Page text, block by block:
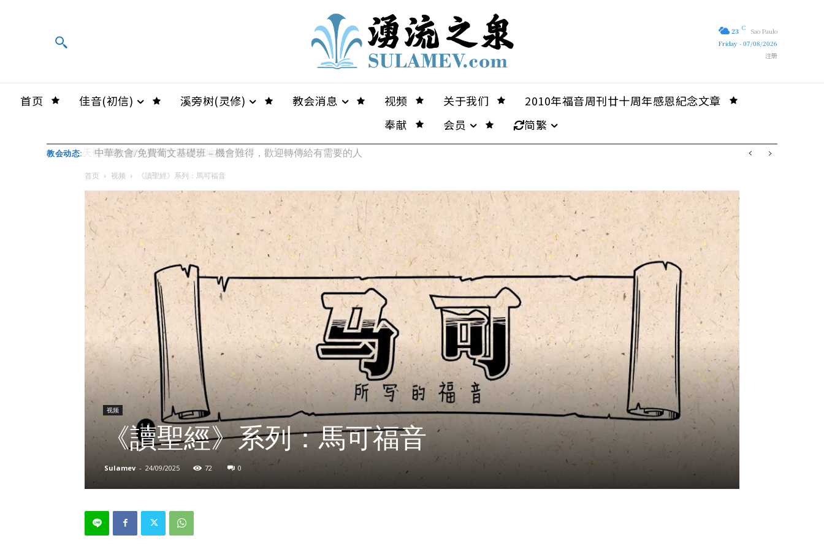
23 C
Sao Paulo
Friday - 07/08/2026
注册
首页 佳音(初信) 溪旁树(灵修) 教会消息 视频 关于我们
2010年福音周刊廿十周年感恩紀念文章
奉献
会员 简繁
教会动态: 中華教會/免費葡文基礎班 – 機會難得，歡迎轉傳給有需要的人
首页 视频 《讀聖經》系列：馬可福音
视频
《讀聖經》系列：馬可福音
Sulamev - 24/09/2025 72 0